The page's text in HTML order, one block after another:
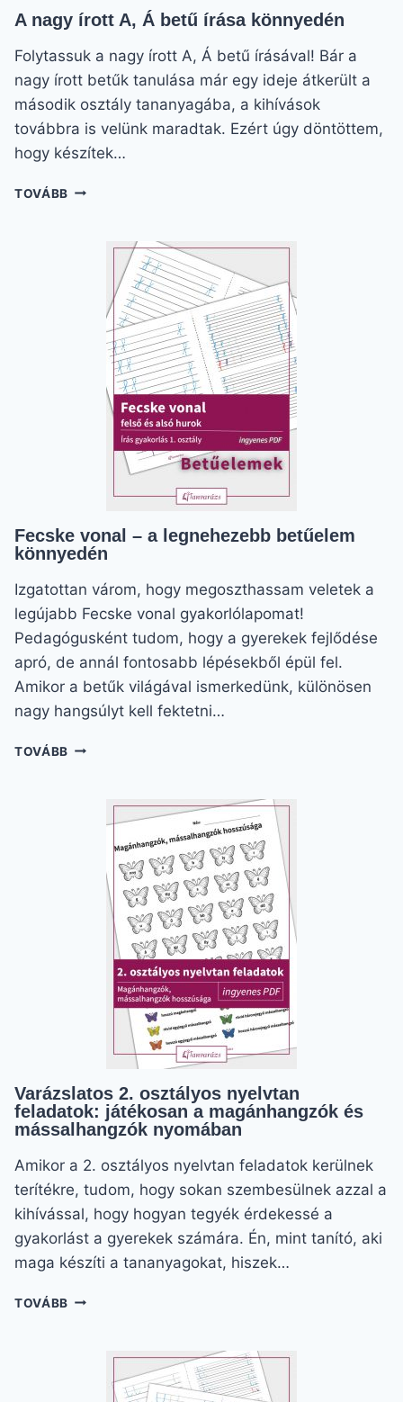
A nagy írott A, Á betű írása könnyedén
Folytassuk a nagy írott A, Á betű írásával! Bár a
nagy írott betűk tanulása már egy ideje átkerült a
második osztály tananyagába, a kihívások
továbbra is velünk maradtak. Ezért úgy döntöttem,
hogy készítek…
TOVÁBB A
KÖNNYEDÉN
Fecske vonal – a legnehezebb betűelem
könnyedén
Izgatottan várom, hogy megoszthassam veletek a
legújabb Fecske vonal gyakorlólapomat!
Pedagógusként tudom, hogy a gyerekek fejlődése
apró, de annál fontosabb lépésekből épül fel.
Amikor a betűk világával ismerkedünk, különösen
nagy hangsúlyt kell fektetni…
TOVÁBB FECSKE
LEGNEHEZEBB
BETŰELEM
KÖNNYEDÉN
Varázslatos 2. osztályos nyelvtan
feladatok: játékosan a magánhangzók és
mássalhangzók nyomában
Amikor a 2. osztályos nyelvtan feladatok kerülnek
terítékre, tudom, hogy sokan szembesülnek azzal a
kihívással, hogy hogyan tegyék érdekessé a
gyakorlást a gyerekek számára. Én, mint tanító, aki
maga készíti a tananyagokat, hiszek…
TOVÁBB VARÁZSLATOS
NYELVTAN
FELADATOK:
JÁTÉKOSAN